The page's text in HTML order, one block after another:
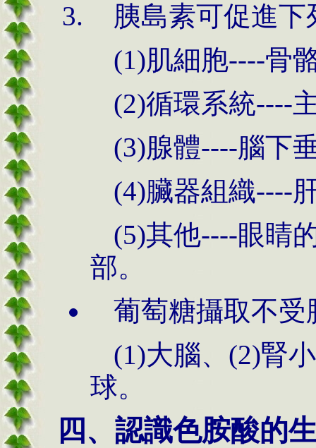
胰島素可促進
(1)肌細胞----骨
(2)循環系統----
(3)腺體----腦下
(4)臟器組織----
(5)其他----眼睛
部。
葡萄糖攝取不
(1)大腦、(2)腎
球。
四、認識色胺酸的